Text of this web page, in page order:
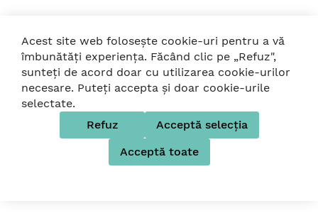
© 2026 Strollers. Toate drepturile rezervate
Acest site web folosește cookie-uri pentru a vă
îmbunătăți experiența. Făcând clic pe „Refuz",
sunteți de acord doar cu utilizarea cookie-urilor
necesare. Puteți accepta și doar cookie-urile
selectate.
Refuz
Acceptă selecția
Acceptă toate